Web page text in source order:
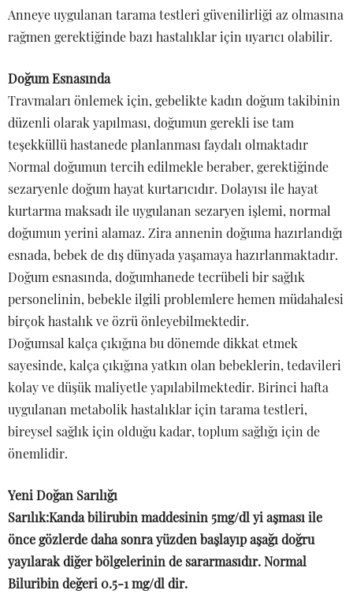
Anneye uygulanan tarama testleri güvenilirliği az olmasına
rağmen gerektiğinde bazı hastalıklar için uyarıcı olabilir.
Doğum Esnasında
Travmaları önlemek için, gebelikte kadın doğum takibinin
düzenli olarak yapılması, doğumun gerekli ise tam
teşekküllü hastanede planlanması faydalı olmaktadır
Normal doğumun tercih edilmekle beraber, gerektiğinde
sezaryenle doğum hayat kurtarıcıdır. Dolayısı ile hayat
kurtarma maksadı ile uygulanan sezaryen işlemi, normal
doğumun yerini alamaz. Zira annenin doğuma hazırlandığı
esnada, bebek de dış dünyada yaşamaya hazırlanmaktadır.
Doğum esnasında, doğumhanede tecrübeli bir sağlık
personelinin, bebekle ilgili problemlere hemen müdahalesi
birçok hastalık ve özrü önleyebilmektedir.
Doğumsal kalça çıkığına bu dönemde dikkat etmek
sayesinde, kalça çıkığına yatkın olan bebeklerin, tedavileri
kolay ve düşük maliyetle yapılabilmektedir. Birinci hafta
uygulanan metabolik hastalıklar için tarama testleri,
bireysel sağlık için olduğu kadar, toplum sağlığı için de
önemlidir.
Yeni Doğan Sarılığı
Sarılık:Kanda bilirubin maddesinin 5mg/dl yi aşması ile
önce gözlerde daha sonra yüzden başlayıp aşağı doğru
yayılarak diğer bölgelerinin de sararmasıdır. Normal
Biluribin değeri 0.5-1 mg/dl dir.